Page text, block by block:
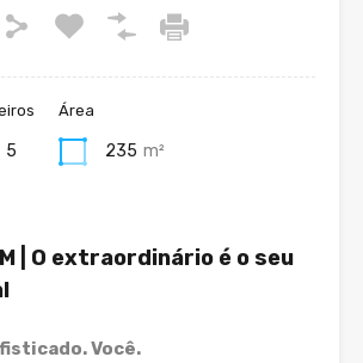
5
Área
235 m²
| O extraordinário é o seu
Você.